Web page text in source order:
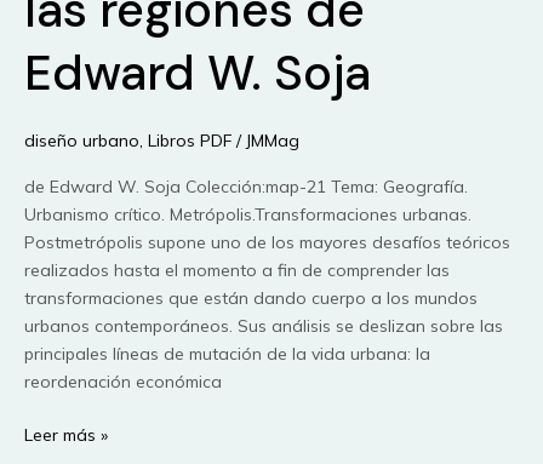
Edward W. Soja
diseño urbano, Libros PDF / JMMag
de Edward W. Soja Colección:map-21 Tema: Geografía.
Urbanismo crítico. Metrópolis.Transformaciones urbanas.
Postmetrópolis supone uno de los mayores desafíos teóricos
realizados hasta el momento a fin de comprender las
transformaciones que están dando cuerpo a los mundos
urbanos contemporáneos. Sus análisis se deslizan sobre las
principales líneas de mutación de la vida urbana: la
reordenación económica
Postmetrópolis.
Leer más »